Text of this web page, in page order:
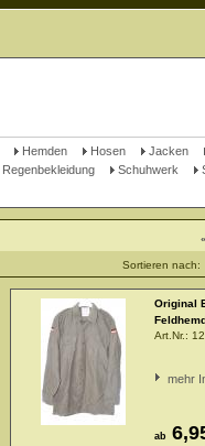
Hemden Hosen Jacken
Regenbekleidung Schuhwerk
«
Sortieren nach:
Original
Art.Nr.:
mehr
ab